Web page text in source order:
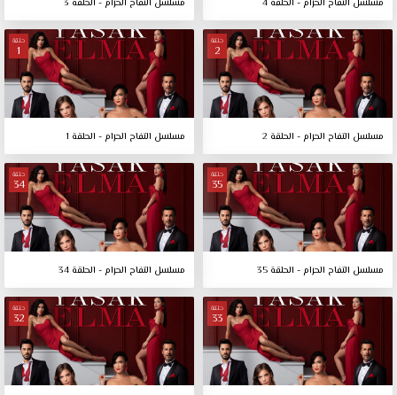
حلقة
2
مسلسل التفاح الحرام - الحلقة 2
حلقة
1
مسلسل التفاح الحرام - الحلقة 1
حلقة
35
مسلسل التفاح الحرام - الحلقة 35
حلقة
34
مسلسل التفاح الحرام - الحلقة 34
حلقة
33
حلقة
32